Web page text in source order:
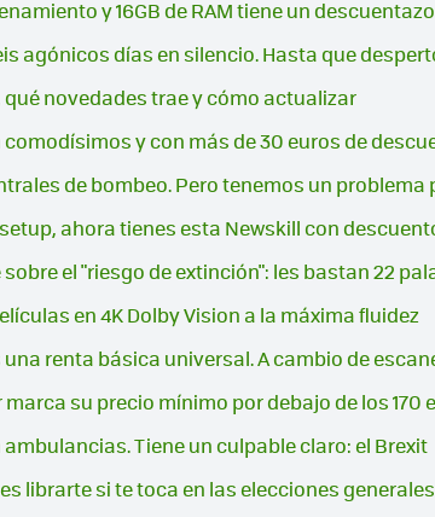
y 16GB de RAM tiene un
agónicos días en silencio. Hasta que
qué novedades trae y cómo actualizar
y con más de 30 euros de
de bombeo. Pero tenemos un
ahora tienes esta Newskill con
el "riesgo de extinción": les bastan 22
en 4K Dolby Vision a la máxima fluidez
renta básica universal. A cambio de
su precio mínimo por debajo de los 170
Tiene un culpable claro: el Brexit
librarte si te toca en las elecciones